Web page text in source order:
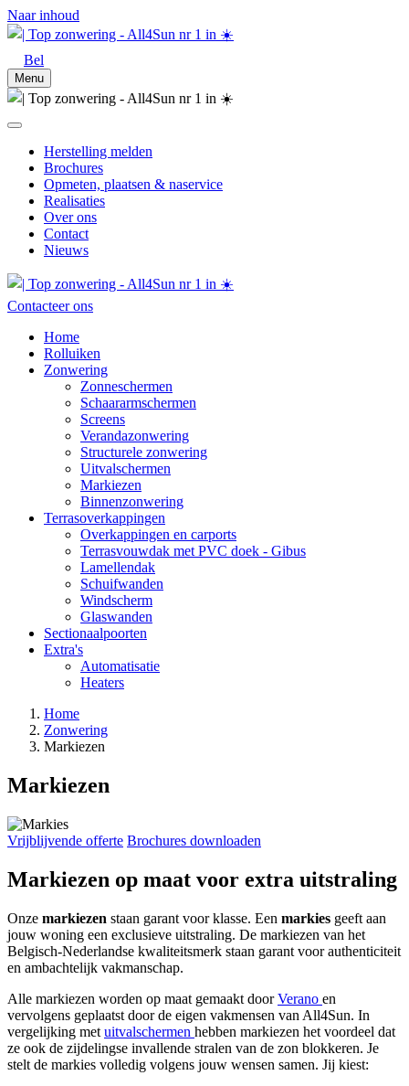
Naar inhoud
Bel
Menu
Herstelling melden
Brochures
Opmeten, plaatsen & naservice
Realisaties
Over ons
Contact
Nieuws
Contacteer ons
Home
Rolluiken
Zonwering
Zonneschermen
Schaararmschermen
Screens
Verandazonwering
Structurele zonwering
Uitvalschermen
Markiezen
Binnenzonwering
Terrasoverkappingen
Overkappingen en carports
Terrasvouwdak met PVC doek - Gibus
Lamellendak
Schuifwanden
Windscherm
Glaswanden
Sectionaalpoorten
Extra's
Automatisatie
Heaters
Home
Zonwering
Markiezen
Markiezen
Vrijblijvende offerte Brochures downloaden
Markiezen op maat voor extra uitstraling
Onze markiezen staan garant voor klasse. Een markies geeft aan
jouw woning een exclusieve uitstraling. De markiezen van het
Belgisch-Nederlandse kwaliteitsmerk staan garant voor authenticiteit
en ambachtelijk vakmanschap.
Alle markiezen worden op maat gemaakt doorVerano en
vervolgens geplaatst door de eigen vakmensen van All4Sun. In
vergelijking met uitvalschermen hebben markiezen het voordeel dat
ze ook de zijdelingse invallende stralen van de zon blokkeren. Je
stelt de markies volledig volgens jouw wensen samen. Jij kiest: